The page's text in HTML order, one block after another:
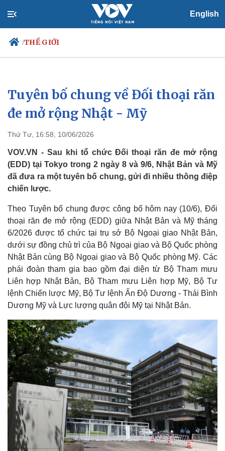
English
/THẾ GIỚI
Chính trị
Đảng
Tổ chức nhân sự
Nhận diện sự thật
Xã hội
Tin 24h
Dự báo thời tiết
Việc làm
Biển đảo
Tuyên bố chung về Đối thoại răn
đe mở rộng Nhật - Mỹ
Thứ Tư, 16:58, 10/06/2026
VOV.VN - Sau khi tổ chức Đối thoại răn đe mở rộng
(EDD) tại Tokyo trong 2 ngày 8 và 9/6, Nhật Bản và Mỹ
đã đưa ra một tuyên bố chung, gửi đi nhiều thông điệp
chiến lược.
Theo Tuyên bố chung được công bố hôm nay (10/6), Đối
thoại răn đe mở rộng (EDD) giữa Nhật Bản và Mỹ tháng
6/2026 được tổ chức tại trụ sở Bộ Ngoại giao Nhật Bản,
dưới sự đồng chủ trì của Bộ Ngoại giao và Bộ Quốc phòng
Nhật Bản cùng Bộ Ngoại giao và Bộ Quốc phòng Mỹ. Các
phái đoàn tham gia bao gồm đại diện từ Bộ Tham mưu
Liên hợp Nhật Bản, Bộ Tham mưu Liên hợp Mỹ, Bộ Tư
lệnh Chiến lược Mỹ, Bộ Tư lệnh Ấn Độ Dương - Thái Bình
Dương Mỹ và Lực lượng quân đội Mỹ tại Nhật Bản.